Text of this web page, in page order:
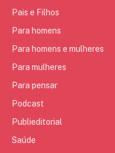
Pais e Filhos
Para homens
Para homens e mulheres
Para mulheres
Para pensar
Podcast
Publieditorial
Saúde